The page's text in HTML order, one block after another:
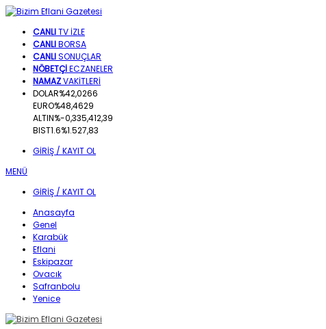
CANLITV İZLE
CANLIBORSA
CANLISONUÇLAR
NÖBETÇİECZANELER
NAMAZVAKİTLERİ
DOLAR%42,0266
EURO%48,4629
ALTIN%-0,335,412,39
BIST1.6%1.527,83
GİRİŞ / KAYIT OL
MENÜ
GİRİŞ / KAYIT OL
Anasayfa
Genel
Karabük
Eflani
Eskipazar
Ovacık
Safranbolu
Yenice